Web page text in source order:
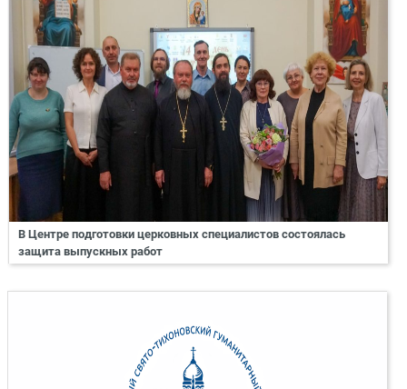
В Центре подготовки церковных специалистов состоялась
защита выпускных работ